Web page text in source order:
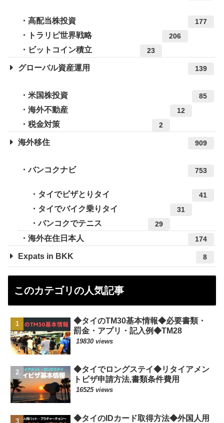
高配当株投資 177
トラリピ世界戦略 206
ビットコイン積立 23
グローバル資産運用 139
米国株投資 85
海外不動産 12
税金対策 2
海外移住 909
バンコクナビ 753
タイでビザとりタイ 41
タイでバイク乗りタイ 31
バンコクでテニス 29
海外在住日本人 174
Expats in BKK 8
このカテゴリの人気記事
◆タイのTM30基本情報◆必要書類・
罰金・アプリ・記入例◆TM28
19830 views
◆タイでロングステイ◆リタイアメン
トビザ申請方法,書類条件費用
16525 views
◆タイのIDカード取得方法◆外国人用